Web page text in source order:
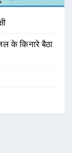
के किनारे बैठा